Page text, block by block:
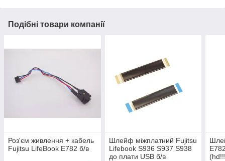
Подібні товари компанії
Роз'єм живлення + кабель
Fujitsu LifeBook E782 б/в
Шлейф міжплатний Fujitsu
Lifebook S936 S937 S938
до плати USB б/в